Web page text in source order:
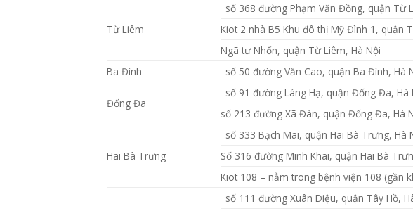
Từ Liêm
số 368 đường Phạm Văn Đồng, quận Từ
Kiot 2 nhà B5 Khu đô thị Mỹ Đình 1, quận
Ngã tư Nhổn, quận Từ Liêm, Hà Nội
Ba Đình
số 50 đường Văn Cao, quận Ba Đình, Hà
Đống Đa
số 91 đường Láng Hạ, quận Đống Đa, Hà
số 213 đường Xã Đàn, quận Đống Đa, Hà
Hai Bà Trưng
số 333 Bạch Mai, quận Hai Bà Trưng, Hà
Số 316 đường Minh Khai, quận Hai Bà
Kiot 108 – nằm trong bệnh viện 108 (gần
số 111 đường Xuân Diệu, quận Tây Hồ,